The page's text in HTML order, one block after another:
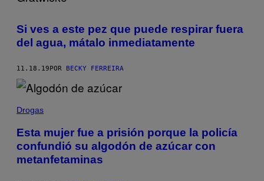
Si ves a este pez que puede respirar fuera
del agua, mátalo inmediatamente
11.18.19 POR BECKY FERREIRA
Drogas
Esta mujer fue a prisión porque la policía
confundió su algodón de azúcar con
metanfetaminas